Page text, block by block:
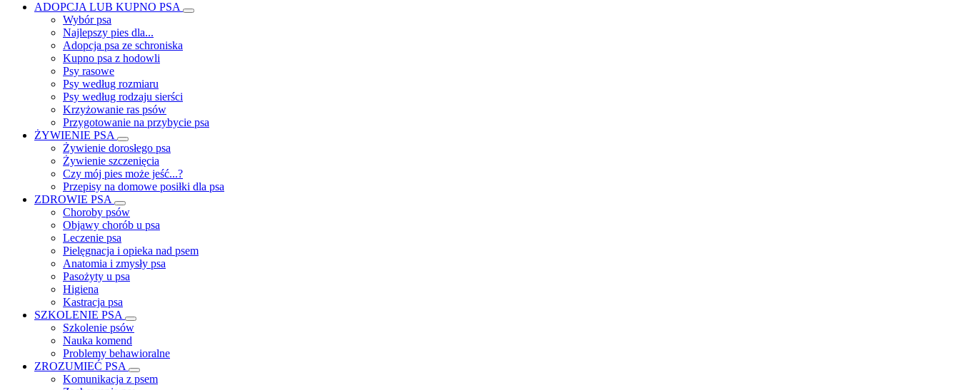
ADOPCJA LUB KUPNO PSA
Wybór psa
Najlepszy pies dla...
Adopcja psa ze schroniska
Kupno psa z hodowli
Psy rasowe
Psy według rozmiaru
Psy według rodzaju sierści
Krzyżowanie ras psów
Przygotowanie na przybycie psa
ŻYWIENIE PSA
Żywienie dorosłego psa
Żywienie szczenięcia
Czy mój pies może jeść...?
Przepisy na domowe posiłki dla psa
ZDROWIE PSA
Choroby psów
Objawy chorób u psa
Leczenie psa
Pielęgnacja i opieka nad psem
Anatomia i zmysły psa
Pasożyty u psa
Higiena
Kastracja psa
SZKOLENIE PSA
Szkolenie psów
Nauka komend
Problemy behawioralne
ZROZUMIEĆ PSA
Komunikacja z psem